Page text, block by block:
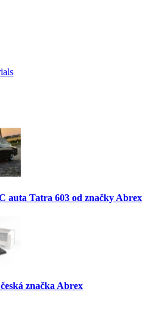
auta Tatra 603 od značky Abrex
značka Abrex